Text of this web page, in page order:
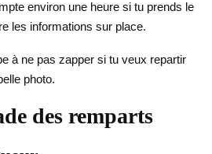
environ une heure si tu prends le
les informations sur place.
à ne pas zapper si tu veux repartir
photo.
des remparts